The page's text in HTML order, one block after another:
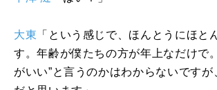
大東 「という感じで、ほんとうにほと
す。年齢が僕たちの方が年上なだけで
がいい”と言うのかはわからないですが